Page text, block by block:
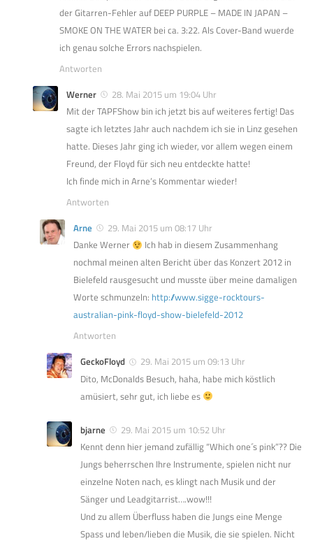
der Gitarren-Fehler auf DEEP PURPLE – MADE IN JAPAN –
SMOKE ON THE WATER bei ca. 3:22. Als Cover-Band wuerde
ich genau solche Errors nachspielen.
Antworten
Werner
28. Mai 2015 um 19:04 Uhr
Mit der TAPFShow bin ich jetzt bis auf weiteres fertig! Das
sagte ich letztes Jahr auch nachdem ich sie in Linz gesehen
hatte. Dieses Jahr ging ich wieder, vor allem wegen einem
Freund, der Floyd für sich neu entdeckte hatte!
Ich finde mich in Arne’s Kommentar wieder!
Antworten
Arne
29. Mai 2015 um 08:17 Uhr
Danke Werner
Ich hab in diesem Zusammenhang
nochmal meinen alten Bericht über das Konzert 2012 in
Bielefeld rausgesucht und musste über meine damaligen
Worte schmunzeln: http://www.sigge-rocktours-
australian-pink-floyd-show-bielefeld-2012
Antworten
GeckoFloyd
29. Mai 2015 um 09:13 Uhr
Dito, McDonalds Besuch, haha, habe mich köstlich
amüsiert, sehr gut, ich liebe es
bjarne
29. Mai 2015 um 10:52 Uhr
Kennt denn hier jemand zufällig “Which one´s pink”?? Die
Jungs beherrschen Ihre Instrumente, spielen nicht nur
einzelne Noten nach, es klingt nach Musik und der
Sänger und Leadgitarrist….wow!!!
Und zu allem Überfluss haben die Jungs eine Menge
Spass und leben/lieben die Musik, die sie spielen. Nicht